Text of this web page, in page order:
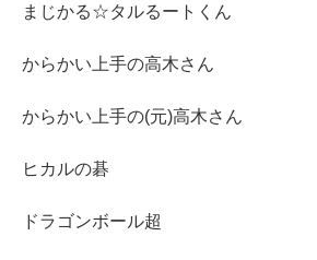
まじかる☆タルるートくん
からかい上手の高木さん
からかい上手の(元)高木さん
ヒカルの碁
ドラゴンボール超